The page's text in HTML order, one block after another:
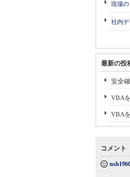
現場
社内
最新の投
安全
VBA
VBA
コメント